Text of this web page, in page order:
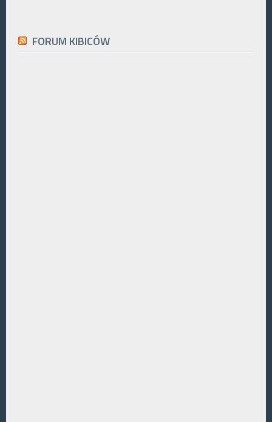
FORUM KIBICÓW